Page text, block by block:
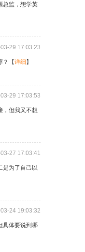
总监，想学英
29 17:03:23
？ 【详细 】
29 17:03:53
，但我又不想
27 17:03:41
是为了自己以
24 19:03:32
具体要说到哪